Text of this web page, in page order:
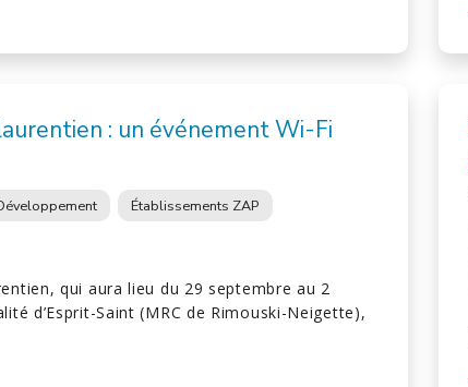
: un événement Wi-Fi
Établissements ZAP
qui aura lieu du 29 septembre au 2
d’Esprit-Saint (MRC de Rimouski-Neigette),